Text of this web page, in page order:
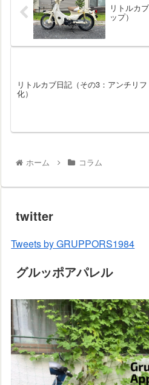
リトルカ
ップ）
リトルカブ日記（その3：アンチリフ
化）
ホーム コラム
twitter
Tweets by GRUPPORS1984
グルッポアパレル